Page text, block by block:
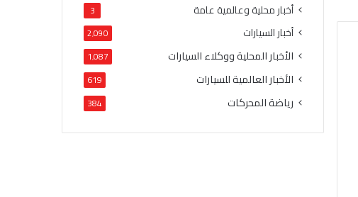
أخبار محلية وعالمية عامة 3
أخبار السيارات 2٬090
الأخبار المحلية ووكلاء السيارات 1٬087
الأخبار العالمية للسيارات 619
رياضة المحركات 384